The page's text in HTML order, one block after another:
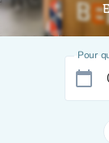
Pour
calendar_today